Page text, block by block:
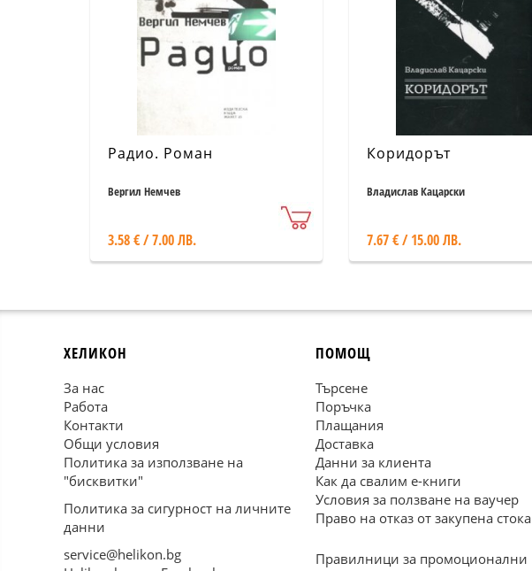
Радио. Роман
Вергил Немчев
3.58 € / 7.00 ЛВ.
Коридорът
Владислав Кацарски
7.67 € / 15.00 ЛВ.
ХЕЛИКОН
За нас
Работа
Контакти
Общи условия
Политика за използване на
"бисквитки"
Политика за сигурност на личните
данни
service@helikon.bg
ПОМОЩ
Търсене
Поръчка
Плащания
Доставка
Данни за клиента
Как да свалим е-книги
Условия за ползване на ваучер
Право на отказ от закупена стока
Правилници за промоционални